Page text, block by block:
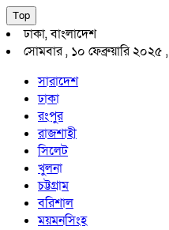
Top
ঢাকা, বাংলাদেশ
সোমবার , ১০ ফেব্রুয়ারি ২০২৫ ,
সারাদেশ
ঢাকা
রংপুর
রাজশাহী
সিলেট
খুলনা
চট্টগ্রাম
বরিশাল
ময়মনসিংহ